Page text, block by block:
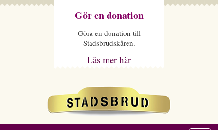
Gör en donation
Göra en donation till
Stadsbrudskåren.
Läs mer här